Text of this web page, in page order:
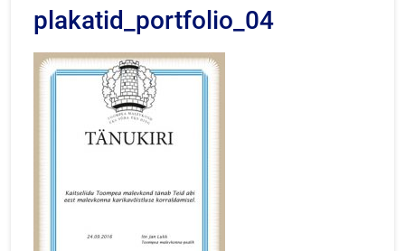
plakatid_portfolio_04